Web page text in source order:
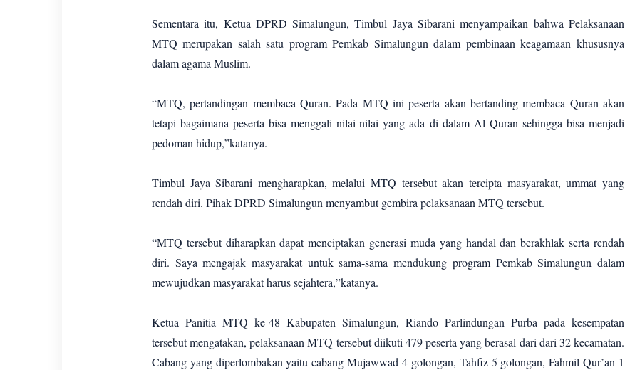
Sementara itu, Ketua DPRD Simalungun, Timbul Jaya Sibarani menyampaikan bahwa Pelaksanaan
MTQ merupakan salah satu program Pemkab Simalungun dalam pembinaan keagamaan khususnya
dalam agama Muslim.
“MTQ, pertandingan membaca Quran. Pada MTQ ini peserta akan bertanding membaca Quran akan
tetapi bagaimana peserta bisa menggali nilai-nilai yang ada di dalam Al Quran sehingga bisa menjadi
pedoman hidup,”katanya.
Timbul Jaya Sibarani mengharapkan, melalui MTQ tersebut akan tercipta masyarakat, ummat yang
rendah diri. Pihak DPRD Simalungun menyambut gembira pelaksanaan MTQ tersebut.
“MTQ tersebut diharapkan dapat menciptakan generasi muda yang handal dan berakhlak serta rendah
diri. Saya mengajak masyarakat untuk sama-sama mendukung program Pemkab Simalungun dalam
mewujudkan masyarakat harus sejahtera,”katanya.
Ketua Panitia MTQ ke-48 Kabupaten Simalungun, Riando Parlindungan Purba pada kesempatan
tersebut mengatakan, pelaksanaan MTQ tersebut diikuti 479 peserta yang berasal dari dari 32 kecamatan.
Cabang yang diperlombakan yaitu cabang Mujawwad 4 golongan, Tahfiz 5 golongan, Fahmil Qur’an 1